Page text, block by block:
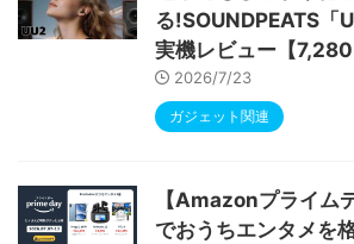
る!SOUNDPEATS「
実機レビュー【7,280
2026/7/23
ガジェット関連
【Amazonプライ
でおうちエンタメを